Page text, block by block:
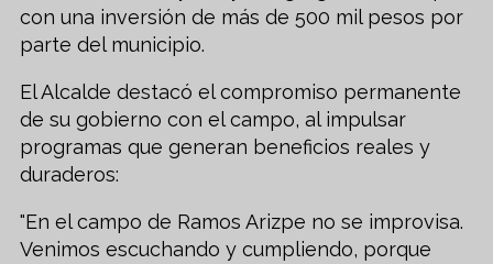
con una inversión de más de 500 mil pesos por
parte del municipio.
El Alcalde destacó el compromiso permanente
de su gobierno con el campo, al impulsar
programas que generan beneficios reales y
duraderos:
"En el campo de Ramos Arizpe no se improvisa.
Venimos escuchando y cumpliendo, porque